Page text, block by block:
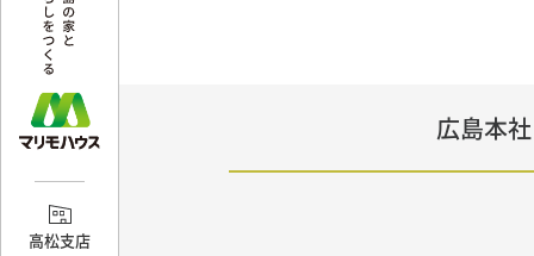
高松支店
広島本社